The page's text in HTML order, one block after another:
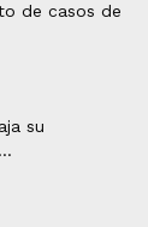
de casos de
su